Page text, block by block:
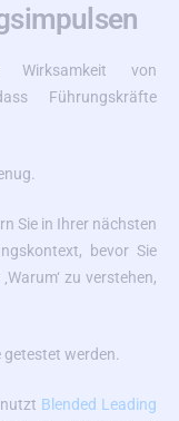
von
Führungskräfte
Sie in Ihrer nächsten
bevor Sie
zu verstehen,
getestet werden.
Blended Leading